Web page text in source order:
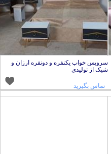
سرویس خواب یکنفره و دونفره ارزان و
شیک از تولیدی
تماس بگیرید